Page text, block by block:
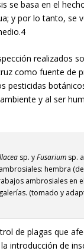
se basa en el
y por lo tanto,
4
realizados
como fuente
pesticidas
y al ser
sp. yFusariumsp.
hembra
ambrosiales en
galerías. (tomado y
de plagas que
introducción de